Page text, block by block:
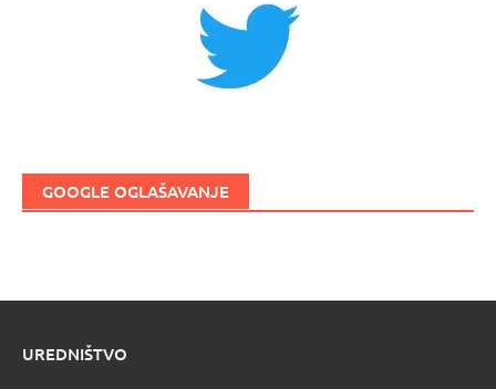
GOOGLE OGLAŠAVANJE
UREDNIŠTVO